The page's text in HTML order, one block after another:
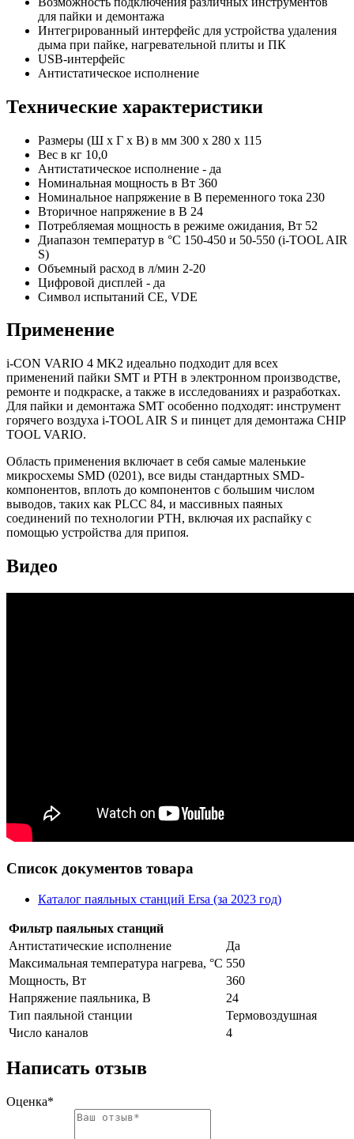
для пайки и демонтажа
Интегрированный интерфейс для устройства удаления
дыма при пайке, нагревательной плиты и ПК
USB-интерфейс
Антистатическое исполнение
Технические характеристики
Размеры (Ш x Г x В) в мм 300 x 280 x 115
Вес в кг 10,0
Антистатическое исполнение - да
Номинальная мощность в Вт 360
Номинальное напряжение в В переменного тока 230
Вторичное напряжение в В 24
Потребляемая мощность в режиме ожидания, Вт 52
Диапазон температур в °C 150-450 и 50-550 (i-TOOL AIR
S)
Объемный расход в л/мин 2-20
Цифровой дисплей - да
Символ испытаний CE, VDE
Применение
i-CON VARIO 4 MK2 идеально подходит для всех
применений пайки SMT и PTH в электронном производстве,
ремонте и подкраске, а также в исследованиях и разработках.
Для пайки и демонтажа SMT особенно подходят: инструмент
горячего воздуха i-TOOL AIR S и пинцет для демонтажа CHIP
TOOL VARIO.
Область применения включает в себя самые маленькие
микросхемы SMD (0201), все виды стандартных SMD-
компонентов, вплоть до компонентов с большим числом
выводов, таких как PLCC 84, и массивных паяных
соединений по технологии PTH, включая их распайку с
помощью устройства для припоя.
Видео
Список документов товара
Каталог паяльных станций Ersa (за 2023 год)
Фильтр паяльных станций
Антистатические исполнение
Да
Максимальная температура нагрева, °C 550
Мощность, Вт
360
Напряжение паяльника, В
24
Тип паяльной станции
Термовоздушная
Число каналов
4
Написать отзыв
Оценка*